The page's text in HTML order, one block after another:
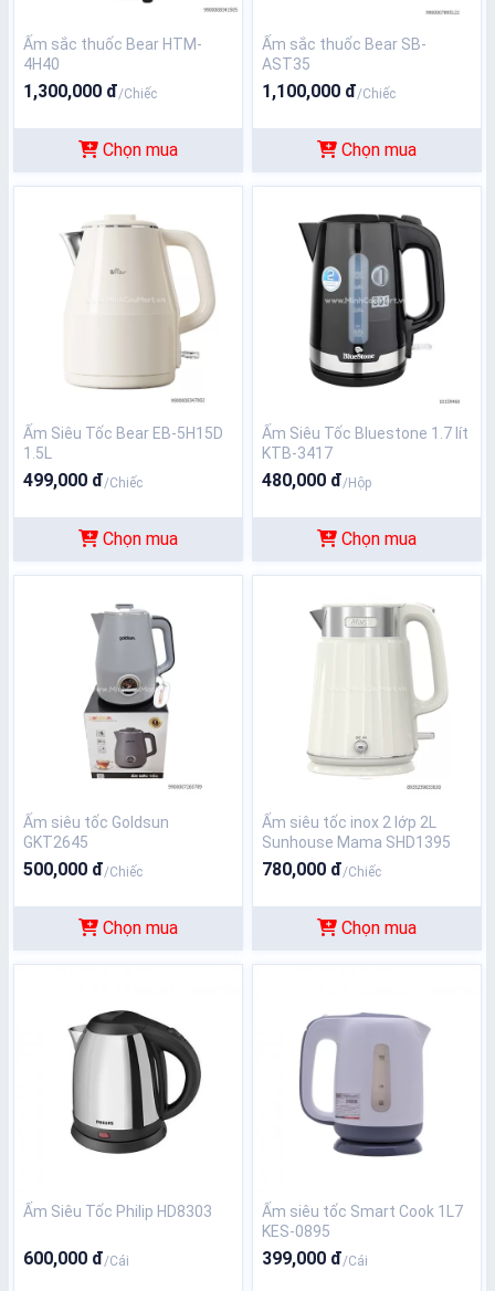
Ấm sắc thuốc Bear HTM-
4H40
1,300,000 đ/Chiếc
Chọn mua
Ấm sắc thuốc Bear SB-
AST35
1,100,000 đ/Chiếc
Chọn mua
Ấm Siêu Tốc Bear EB-5H15D
1.5L
499,000 đ/Chiếc
Chọn mua
Ấm Siêu Tốc Bluestone 1.7 lít
KTB-3417
480,000 đ/Hộp
Chọn mua
Ấm siêu tốc Goldsun
GKT2645
500,000 đ/Chiếc
Chọn mua
Ấm siêu tốc inox 2 lớp 2L
Sunhouse Mama SHD1395
780,000 đ/Chiếc
Chọn mua
Ấm Siêu Tốc Philip HD8303
600,000 đ/Cái
Ấm siêu tốc Smart Cook 1L7
KES-0895
399,000 đ/Cái